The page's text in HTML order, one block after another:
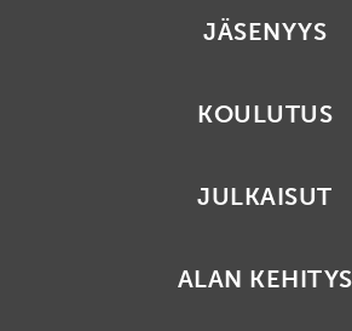
JÄSENYYS
KOULUTUS
JULKAISUT
ALAN KEHITYS